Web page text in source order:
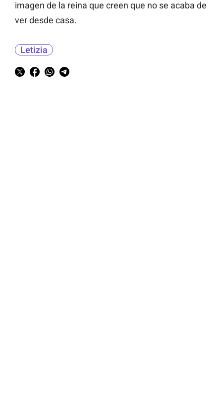
imagen de la reina que creen que no se acaba de
ver desde casa.
Letizia